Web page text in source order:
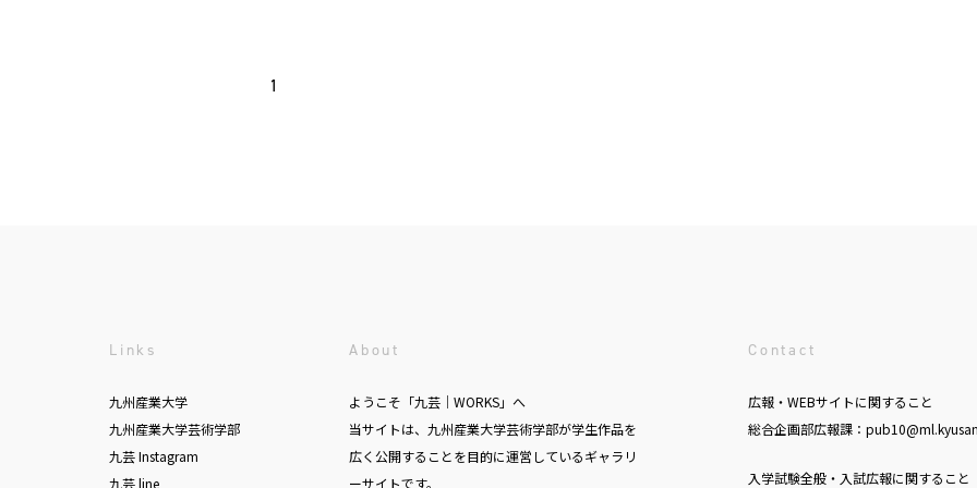
1
Links
九州産業大学
九州産業大学芸術学部
九芸 Instagram
九芸 line
About
ようこそ「九芸｜WORKS」へ
当サイトは、九州産業大学芸術学部が学生作品を
広く公開することを目的に運営しているギャラリ
ーサイトです。
Contact
広報・WEBサイトに関すること
総合企画部広報課：
入学試験全般・入試広報に関すること